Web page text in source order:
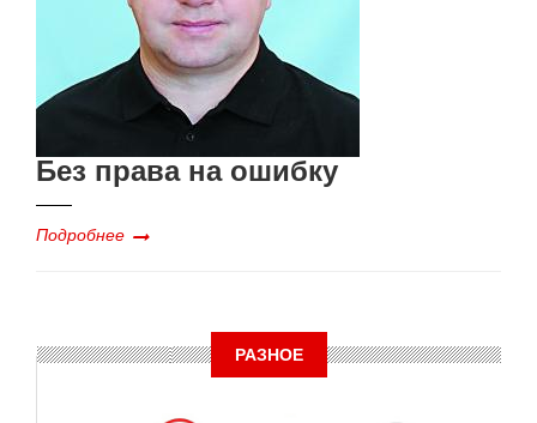
Без права на ошибку
Подробнее
РАЗНОЕ